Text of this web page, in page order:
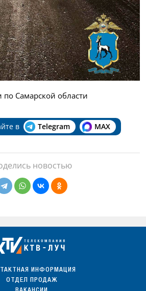
Самарской области
в Telegram MAX
новостью
ИНФОРМАЦИЯ
ОТДЕЛ ПРОДАЖ